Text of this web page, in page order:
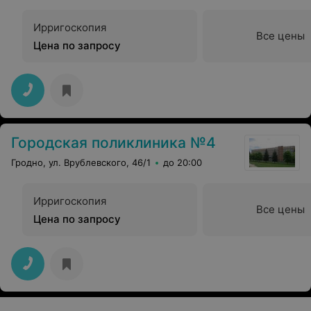
Ирригоскопия
Цена по запросу
Все цены
Городская поликлиника №4
Гродно, ул. Врублевского, 46/1 до 20:00
Ирригоскопия
Цена по запросу
Все цены